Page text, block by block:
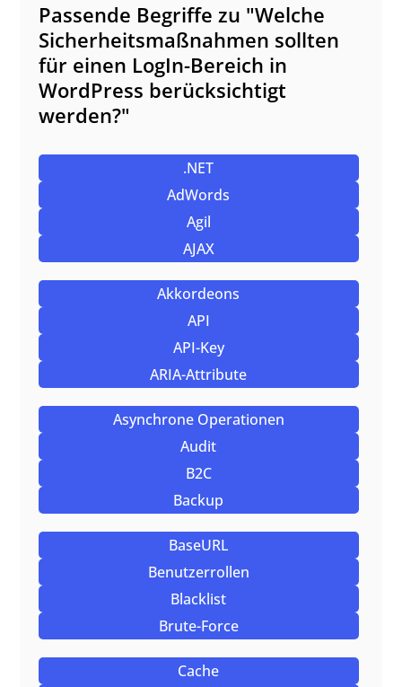
Passende Begriffe zu "Welche
Sicherheitsmaßnahmen sollten
für einen LogIn-Bereich in
WordPress berücksichtigt
werden?"
.NET
AdWords
Agil
AJAX
Akkordeons
API
API-Key
ARIA-Attribute
Asynchrone Operationen
Audit
B2C
Backup
BaseURL
Benutzerrollen
Blacklist
Brute-Force
Cache